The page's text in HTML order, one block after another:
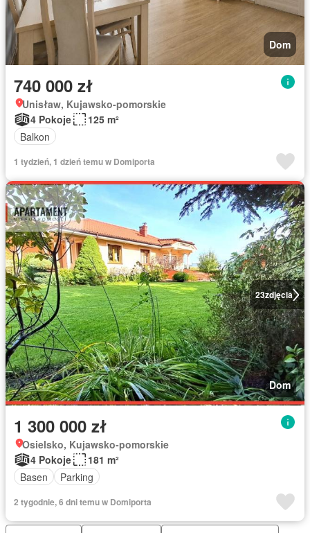
Dom
740 000 zł
Unisław, Kujawsko-pomorskie
4 Pokoje
125 m²
Balkon
1 tydzień, 1 dzień temu w Domiporta
23zdjęcia
Dom
1 300 000 zł
Osielsko, Kujawsko-pomorskie
4 Pokoje
181 m²
Basen
Parking
2 tygodnie, 6 dni temu w Domiporta